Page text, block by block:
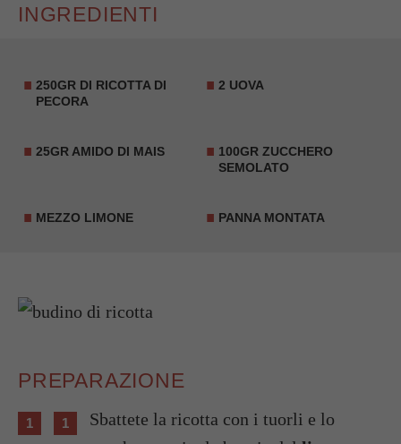
INGREDIENTI
250GR DI RICOTTA DI
PECORA
2 UOVA
25GR AMIDO DI MAIS 100GR ZUCCHERO
SEMOLATO
MEZZO LIMONE PANNA MONTATA
PREPARAZIONE
Sbattete la ricotta con i tuorli e lo